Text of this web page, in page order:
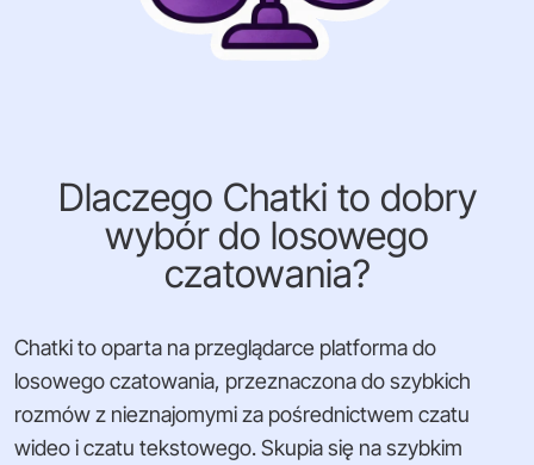
Dlaczego Chatki to dobry
wybór do losowego
czatowania?
Chatki to oparta na przeglądarce platforma do
losowego czatowania, przeznaczona do szybkich
rozmów z nieznajomymi za pośrednictwem czatu
wideo i czatu tekstowego. Skupia się na szybkim